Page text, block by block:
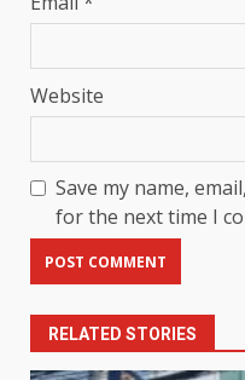
Website
Save my name,
for the next time I
RELATED STORIES